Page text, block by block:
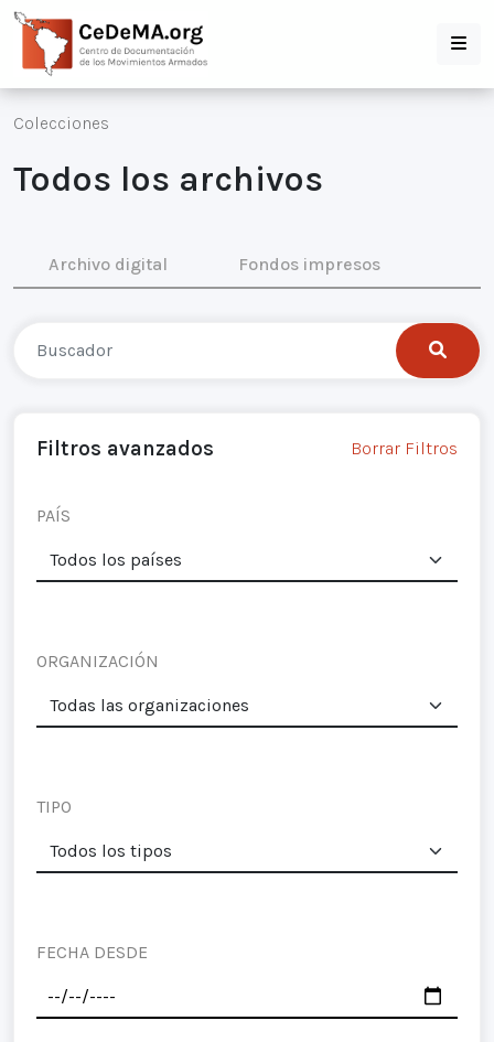
Colecciones
Todos los archivos
Archivo digital Fondos impresos
Filtros avanzados Borrar Filtros
PAÍS
ORGANIZACIÓN
TIPO
FECHA DESDE